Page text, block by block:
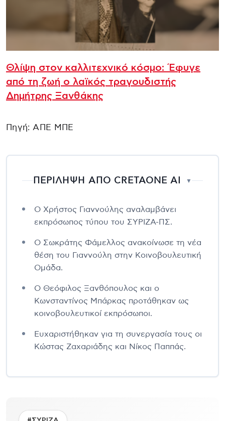
Θλίψη στον καλλιτεχνικό κόσμο: Έφυγε
από τη ζωή ο λαϊκός τραγουδιστής
Δημήτρης Ξανθάκης
Πηγή: ΑΠΕ ΜΠΕ
ΠΕΡΙΛΗΨΗ ΑΠΟ CRETAONE AI ▼
Ο Χρήστος Γιαννούλης αναλαμβάνει
εκπρόσωπος τύπου του ΣΥΡΙΖΑ-ΠΣ.
Ο Σωκράτης Φάμελλος ανακοίνωσε τη νέα
θέση του Γιαννούλη στην Κοινοβουλευτική
Ομάδα.
Ο Θεόφιλος Ξανθόπουλος και ο
Κωνσταντίνος Μπάρκας προτάθηκαν ως
κοινοβουλευτικοί εκπρόσωποι.
Ευχαριστήθηκαν για τη συνεργασία τους οι
Κώστας Ζαχαριάδης και Νίκος Παππάς.